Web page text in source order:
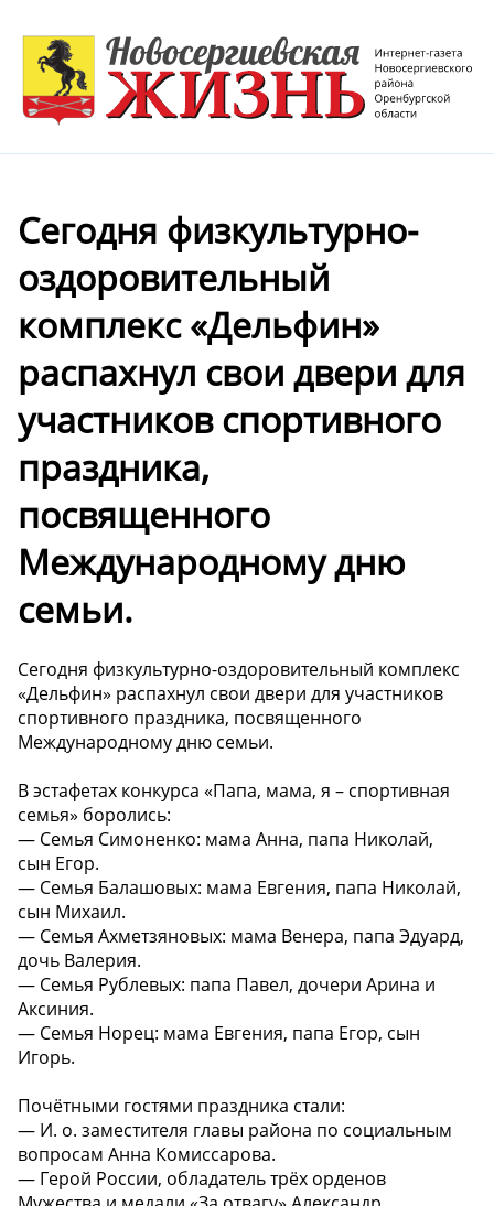
Сегодня физкультурно-
оздоровительный
комплекс «Дельфин»
распахнул свои двери для
участников спортивного
праздника,
посвященного
Международному дню
семьи.
Сегодня физкультурно-оздоровительный комплекс
«Дельфин» распахнул свои двери для участников
спортивного праздника, посвященного
Международному дню семьи.
В эстафетах конкурса «Папа, мама, я – спортивная
семья» боролись:
— Семья Симоненко: мама Анна, папа Николай,
сын Егор.
— Семья Балашовых: мама Евгения, папа Николай,
сын Михаил.
— Семья Ахметзяновых: мама Венера, папа Эдуард,
дочь Валерия.
— Семья Рублевых: папа Павел, дочери Арина и
Аксиния.
— Семья Норец: мама Евгения, папа Егор, сын
Игорь.
Почётными гостями праздника стали:
— И. о. заместителя главы района по социальным
вопросам Анна Комиссарова.
— Герой России, обладатель трёх орденов